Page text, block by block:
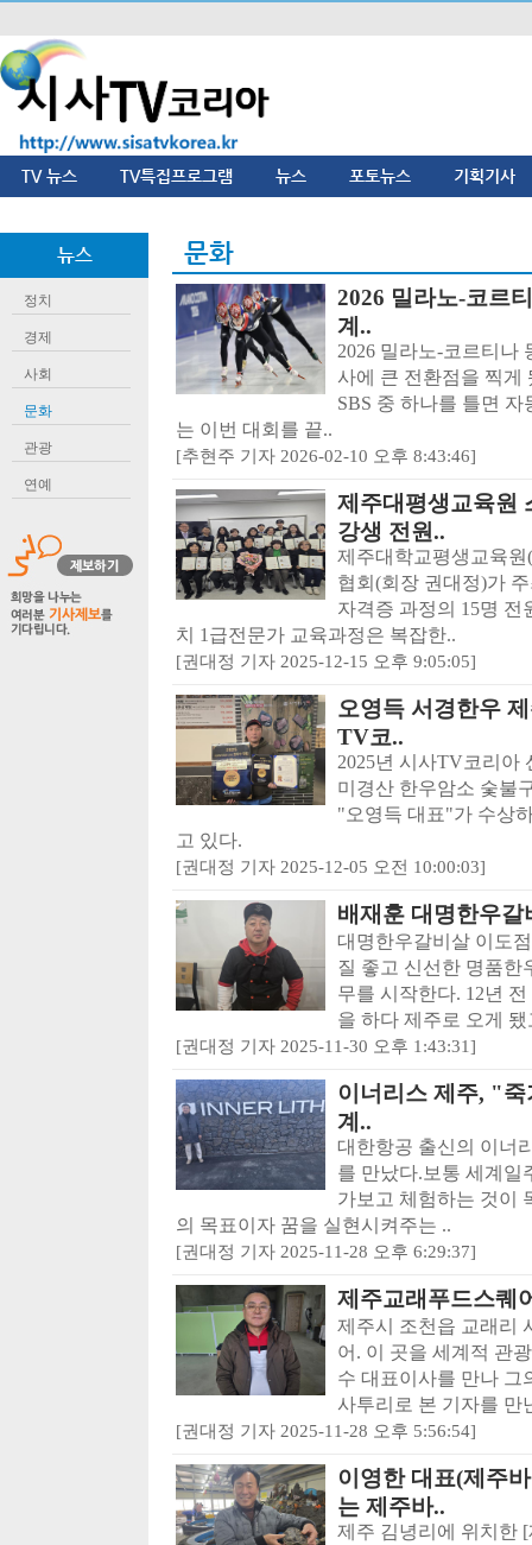
TV 뉴스 TV특집프로그램 뉴스 포토뉴스 기획기사
뉴스
정치
경제
사회
문화
관광
연예
문화
2026 밀라노-코르
계..
2026 밀라노-코르티나
사에 큰 전환점을 찍게
SBS 중 하나를 틀면
는 이번 대회를 끝..
[추현주 기자 2026-02-10 오후 8:43:46]
제주대평생교육원
강생 전원..
제주대학교평생교육
협회(회장 권대정)가
자격증 과정의 15명
치 1급전문가 교육과정은 복잡한..
[권대정 기자 2025-12-15 오후 9:05:05]
오영득 서경한우
TV코..
2025년 시사TV코리아
미경산 한우암소 숯불
"오영득 대표"가 수상
고 있다.
[권대정 기자 2025-12-05 오전 10:00:03]
배재훈 대명한우
대명한우갈비살 이도
질 좋고 신선한 명품한
무를 시작한다. 12년
을 하다 제주로 오게 됐
[권대정 기자 2025-11-30 오후 1:43:31]
이너리스 제주, "
계..
대한항공 출신의 이너
를 만났다.보통 세계일
가보고 체험하는 것이
의 목표이자 꿈을 실현시켜주는 ..
[권대정 기자 2025-11-28 오후 6:29:37]
제주교래푸드스퀘
제주시 조천읍 교래리
어. 이 곳을 세계적 관
수 대표이사를 만나 그
사투리로 본 기자를 만
[권대정 기자 2025-11-28 오후 5:56:54]
이영한 대표(제주
는 제주바..
제주 김녕리에 위치한